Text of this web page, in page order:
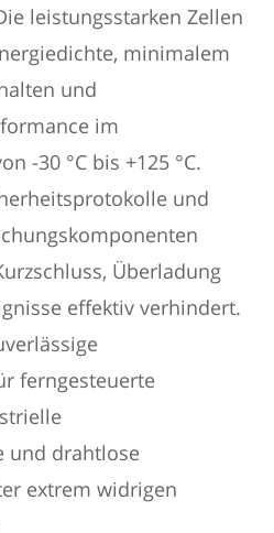
leistungsstarken Zellen
minimalem
und
im
-30 °C bis +125 °C.
und
Überladung
effektiv verhindert.
ferngesteuerte
und drahtlose
extrem widrigen